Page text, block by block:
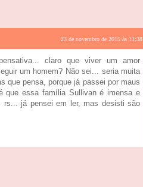
23 de novembro de 2015 às 11:38
claro que viver um amor
um homem? Não sei... seria muita
que pensa, porque já passei por maus
que essa família Sullivan é imensa e
já pensei em ler, mas desisti são